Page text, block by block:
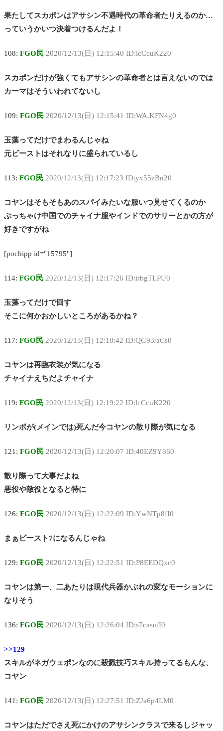
果たしてスカポンはアサシン不遇時代の革命者たりえるのか…
っていうかいつ決着つけるんだよ！
108: FGO民 2020/12/13(日) 12:15:40 ID:lcCcuK220
スカポンだけが強くてもアサシンの革命者とは言えないのでは
カーマはそういわれてないし
109: FGO民 2020/12/13(日) 12:15:41 ID:WA.KFN4g0
玉藻ってだけでまわるんじゃね
元ビーストはそれなりに盛られているし
113: FGO民 2020/12/13(日) 12:17:23 ID:yx55zBn20
コヤンはそもそもあのスパイみたいな服いつ見せてくるのか
ぶっちゃけ中国でのチャイナ服やインドでのサリーとかの方が
好きですがね
[pochipp id="15795"]
114: FGO民 2020/12/13(日) 12:17:26 ID:irbgTLPU0
玉藻ってだけで回す
そこに何かおかしいところがあるかね？
117: FGO民 2020/12/13(日) 12:18:42 ID:QG93/aCs0
コヤンは再臨衣装が気になる
チャイナえちだよチャイナ
119: FGO民 2020/12/13(日) 12:19:22 ID:lcCcuK220
リンボが(メインでは)死んだ今コヤンの散り際が気になる
121: FGO民 2020/12/13(日) 12:20:07 ID:40EZ9Y860
散り際って大事だよね
悪役や敵役となると特に
126: FGO民 2020/12/13(日) 12:22:09 ID:YwNTp8fI0
まぁビースト7になるんじゃね
129: FGO民 2020/12/13(日) 12:22:51 ID:P8EEDQxc0
コヤンは第一、二あたりは現代兵器かぶれの変なモーションに
なりそう
136: FGO民 2020/12/13(日) 12:26:04 ID:s7caso/I0
>>129
スキルがネガウェポンなのに殺戮技巧スキル持ってるもんな、
コヤン
141: FGO民 2020/12/13(日) 12:27:51 ID:ZJa6p4LM0
コヤンはただでさえ死にかけのアサシンクラスで来るしジャッ